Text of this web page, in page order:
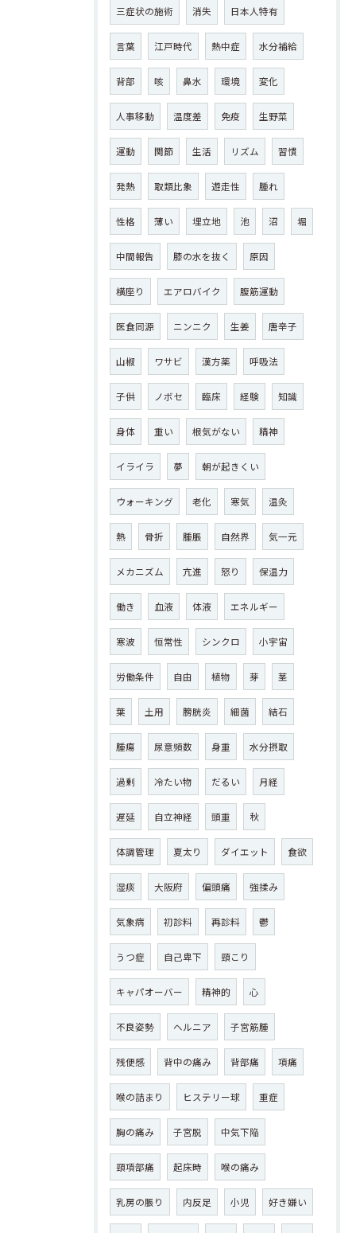
三症状の施術 消失 日本人特有
言葉 江戸時代 熱中症 水分補給
背部 咳 鼻水 環境 変化
人事移動 温度差 免疫 生野菜
運動 関節 生活 リズム 習慣
発熱 取類比象 遊走性 腫れ
性格 薄い 埋立地 池 沼 堀
中間報告 膝の水を抜く 原因
横座り エアロバイク 腹筋運動
医食同源 ニンニク 生姜 唐辛子
山椒 ワサビ 漢方薬 呼吸法
子供 ノボセ 臨床 経験 知識
身体 重い 根気がない 精神
イライラ 夢 朝が起きくい
ウォーキング 老化 寒気 温灸
熱 骨折 腫脹 自然界 気一元
メカニズム 亢進 怒り 保温力
働き 血液 体液 エネルギー
寒波 恒常性 シンクロ 小宇宙
労働条件 自由 植物 芽 茎
葉 土用 膀胱炎 細菌 結石
腫瘍 尿意頻数 身重 水分摂取
過剰 冷たい物 だるい 月経
遅延 自立神経 頭重 秋
体調管理 夏太り ダイエット 食欲
湿痰 大阪府 偏頭痛 強揉み
気象病 初診料 再診料 鬱
うつ症 自己卑下 頸こり
キャパオーバー 精神的 心
不良姿勢 ヘルニア 子宮筋腫
残便感 背中の痛み 背部痛 項痛
喉の詰まり ヒステリー球 重症
胸の痛み 子宮脱 中気下陥
頸項部痛 起床時 喉の痛み
乳房の脹り 内反足 小児 好き嫌い